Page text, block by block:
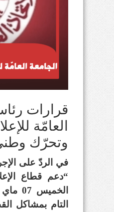
قرارات
العامّة
وتحرّك
في الردّ على
“دعم قطاع
التام بمشاكل